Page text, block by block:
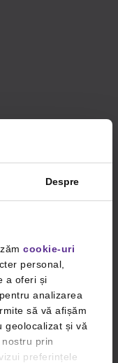
Despre
cookie-uri
personal,
a oferi și
analizarea
să vă afișăm
geolocalizat și vă
prin
preferințele